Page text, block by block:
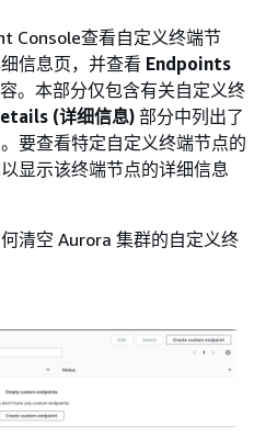
Console查看自定义终端节
信息页，并查看 Endpoints
。本部分仅包含有关自定义终
(详细信息) 部分中列出了
要查看特定自定义终端节点的
显示该终端节点的详细信息
清空 Aurora 集群的自定义终